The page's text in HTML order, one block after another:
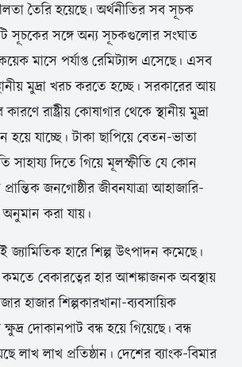
তৈরি হয়েছে। অর্থনীতির সব সূচক
সূচকের সঙ্গে অন্য সূচকগুলোর সংঘাত
মাসে পর্যাপ্ত রেমিট্যান্স এসেছে। এসব
মুদ্রা খরচ করতে হচ্ছে। সরকারের আয়
রাষ্ট্রীয় কোষাগার থেকে স্থানীয় মুদ্রা
হয়ে যাচ্ছে। টাকা ছাপিয়ে বেতন-ভাতা
সাহায্য দিতে গিয়ে মূলস্ফীতি যে কোন
প্রান্তিক জনগোষ্ঠীর জীবনযাত্রা আহাজারি-
করা যায়।
হারে শিল্প উৎপাদন কমেছে।
বেকারত্বের হার আশঙ্কাজনক অবস্থায়
হাজার শিল্পকারখানা-ব্যবসায়িক
ক্ষুদ্র দোকানপাট বন্ধ হয়ে গিয়েছে। বন্ধ
লাখ লাখ প্রতিষ্ঠান। দেশের ব্যাংক-বিমার